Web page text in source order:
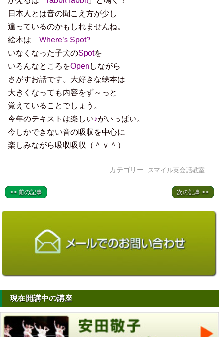
日本人とは音の聞こえ方が少し
違っているのかもしれませんね。
絵本は Where’s Spot?
いなくなった子犬のSpotを
いろんなところをOpen しながら
さがすお話です。大好きな絵本は
大きくなっても内容をず～っと
覚えていることでしょう。
今年のテキストは楽しい♪がいっぱい。
今しかできない音の吸収を中心に
楽しみながら吸収吸収（＾ｖ＾）
カテゴリー: スマイル英会話教室
<< 前の記事 次の記事 >>
現在開講中の講座